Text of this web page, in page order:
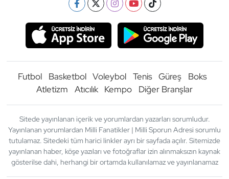
Futbol Basketbol Voleybol Tenis Güreş
Boks
Atletizm
Atıcılık Kempo Diğer Branşlar
Sitede yayınlanan içerik ve yorumlardan yazarları sorumludur.
Yayınlanan yorumlardan Milli Fanatikler | Milli Sporun Adresi sorumlu
tutulamaz. Sitedeki tüm harici linkler ayrı bir sayfada açılır. Sitemizde
yayınlanan haber, köşe yazıları ve fotoğraflar izin alınmaksızın kaynak
gösterilse dahi, herhangi bir ortamda kullanılamaz ve yayınlanamaz